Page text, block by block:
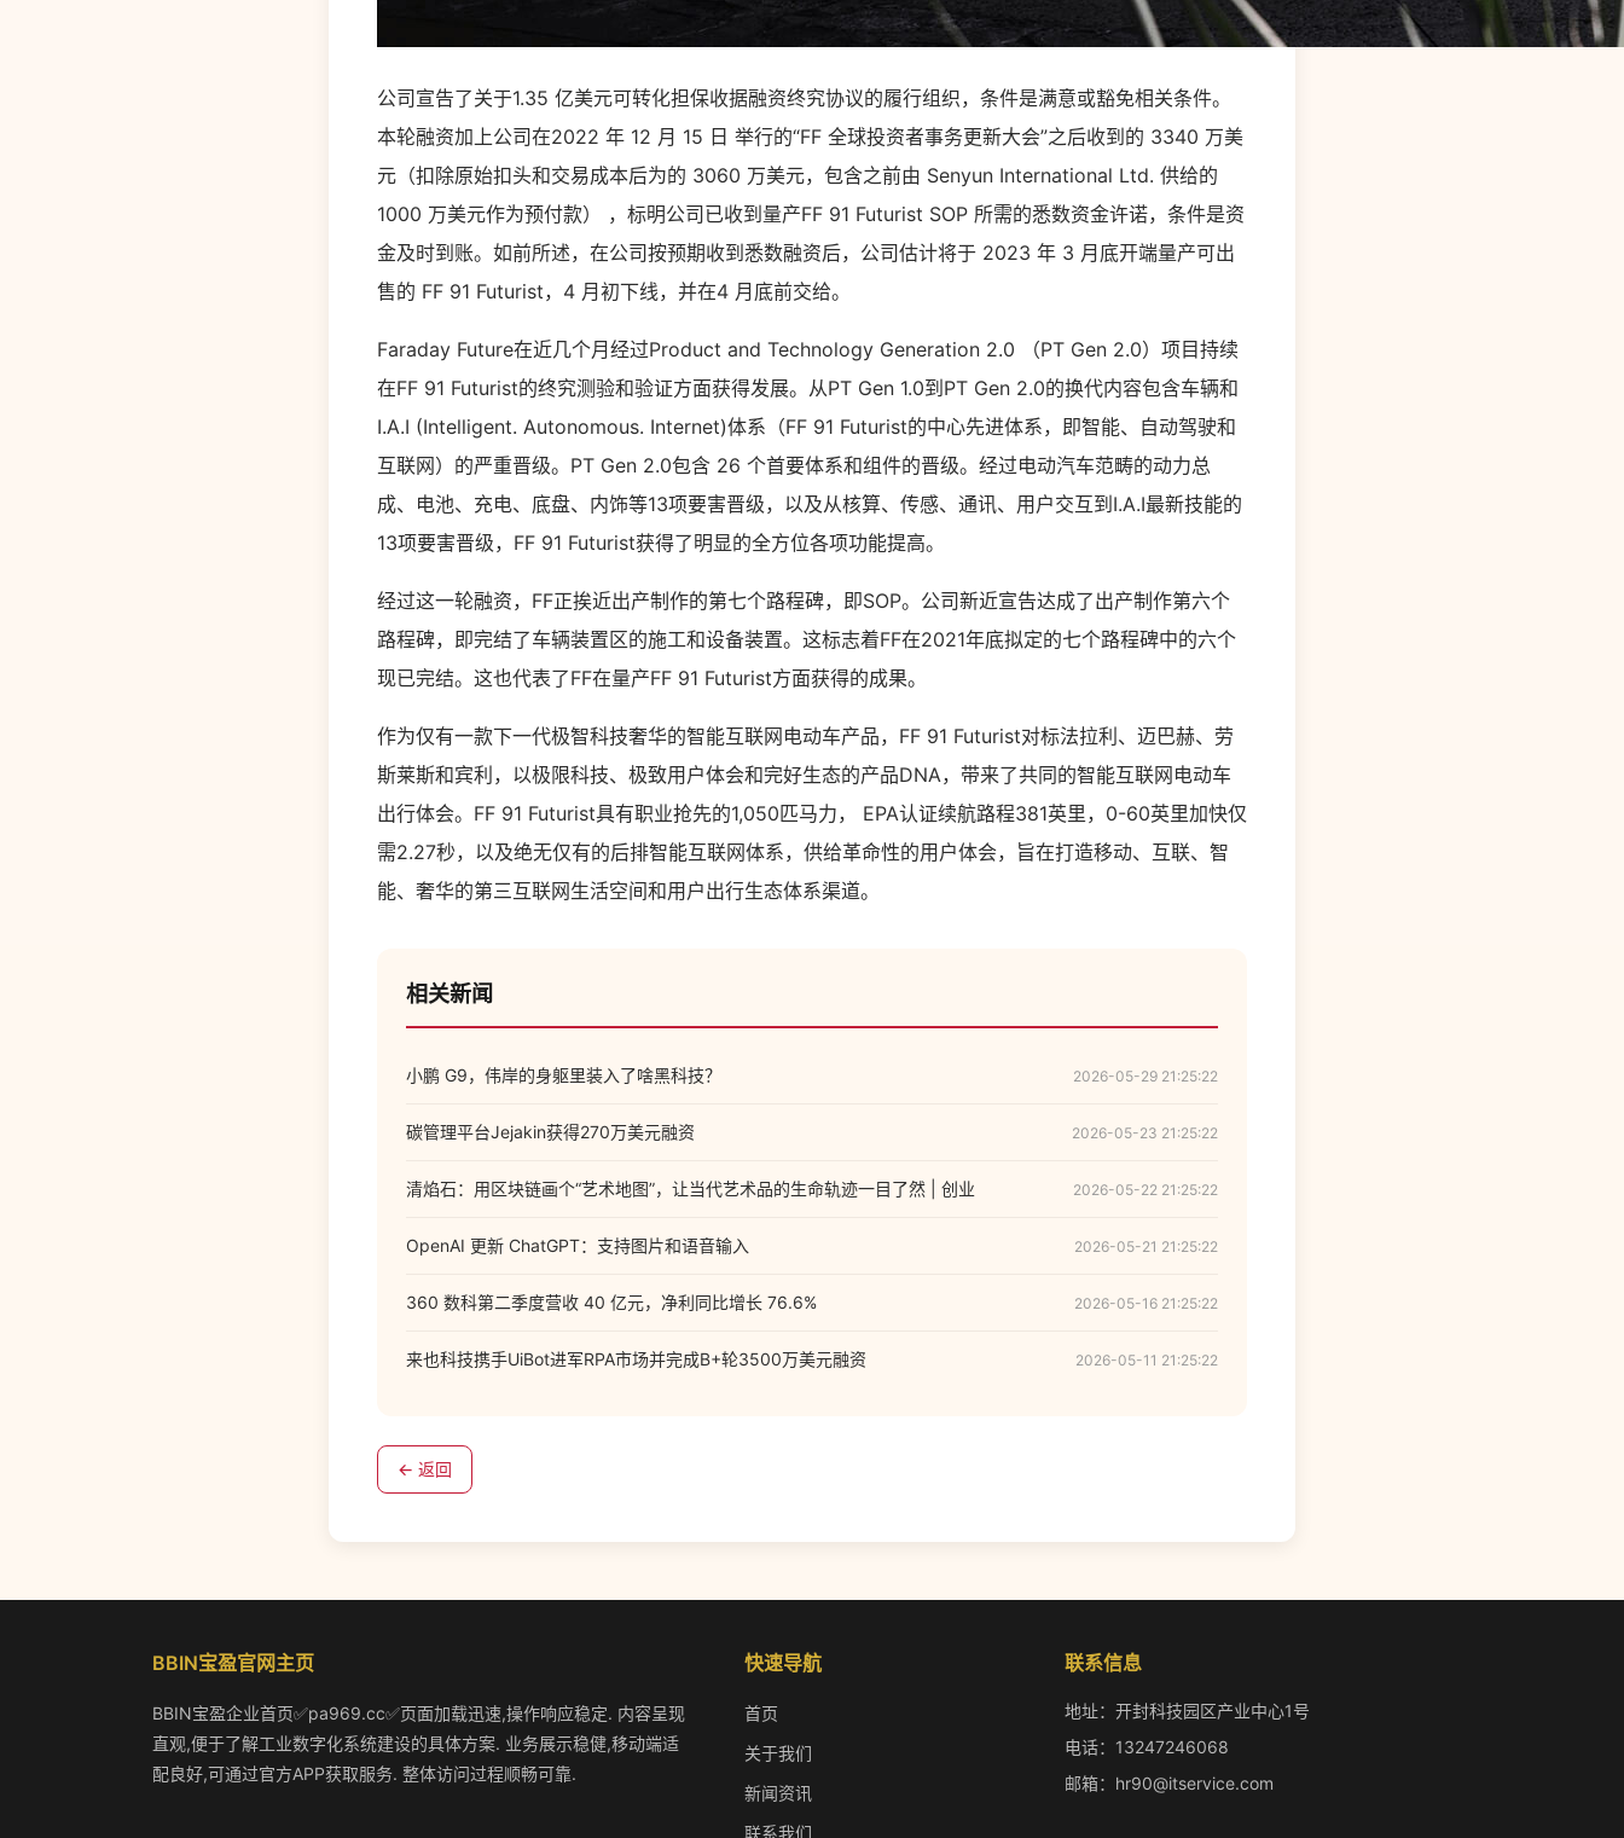
公司宣告了关于1.35 亿美元可转化担保收据融资终究协议的履行组织，条件是满意或豁免相关条件。
本轮融资加上公司在2022 年 12 月 15 日 举行的“FF 全球投资者事务更新大会”之后收到的 3340 万美
元（扣除原始扣头和交易成本后为的 3060 万美元，包含之前由 Senyun International Ltd. 供给的
1000 万美元作为预付款） ，标明公司已收到量产FF 91 Futurist SOP 所需的悉数资金许诺，条件是资
金及时到账。如前所述，在公司按预期收到悉数融资后，公司估计将于 2023 年 3 月底开端量产可出
售的 FF 91 Futurist，4 月初下线，并在4 月底前交给。
Faraday Future在近几个月经过Product and Technology Generation 2.0 （PT Gen 2.0）项目持续
在FF 91 Futurist的终究测验和验证方面获得发展。从PT Gen 1.0到PT Gen 2.0的换代内容包含车辆和
I.A.I (Intelligent. Autonomous. Internet)体系（FF 91 Futurist的中心先进体系，即智能、自动驾驶和
互联网）的严重晋级。PT Gen 2.0包含 26 个首要体系和组件的晋级。经过电动汽车范畴的动力总
成、电池、充电、底盘、内饰等13项要害晋级，以及从核算、传感、通讯、用户交互到I.A.I最新技能的
13项要害晋级，FF 91 Futurist获得了明显的全方位各项功能提高。
经过这一轮融资，FF正挨近出产制作的第七个路程碑，即SOP。公司新近宣告达成了出产制作第六个
路程碑，即完结了车辆装置区的施工和设备装置。这标志着FF在2021年底拟定的七个路程碑中的六个
现已完结。这也代表了FF在量产FF 91 Futurist方面获得的成果。
作为仅有一款下一代极智科技奢华的智能互联网电动车产品，FF 91 Futurist对标法拉利、迈巴赫、劳
斯莱斯和宾利，以极限科技、极致用户体会和完好生态的产品DNA，带来了共同的智能互联网电动车
出行体会。FF 91 Futurist具有职业抢先的1,050匹马力， EPA认证续航路程381英里，0-60英里加快仅
需2.27秒，以及绝无仅有的后排智能互联网体系，供给革命性的用户体会，旨在打造移动、互联、智
能、奢华的第三互联网生活空间和用户出行生态体系渠道。
相关新闻
小鹏 G9，伟岸的身躯里装入了啥黑科技？ 2026-05-29 21:25:22
碳管理平台Jejakin获得270万美元融资 2026-05-23 21:25:22
清焰石：用区块链画个“艺术地图”，让当代艺术品的生命轨迹一目了然 | 创业 2026-05-22 21:25:22
OpenAI 更新 ChatGPT：支持图片和语音输入 2026-05-21 21:25:22
360 数科第二季度营收 40 亿元，净利同比增长 76.6% 2026-05-16 21:25:22
来也科技携手UiBot进军RPA市场并完成B+轮3500万美元融资 2026-05-11 21:25:22
← 返回
BBIN宝盈官网主页
BBIN宝盈企业首页✅pa969.cc✅页面加载迅速,操作响应稳定. 内容呈现
直观,便于了解工业数字化系统建设的具体方案. 业务展示稳健,移动端适
配良好,可通过官方APP获取服务. 整体访问过程顺畅可靠.
快速导航
首页
关于我们
新闻资讯
联系我们
联系信息
地址：开封科技园区产业中心1号
电话：13247246068
邮箱：hr90@itservice.com